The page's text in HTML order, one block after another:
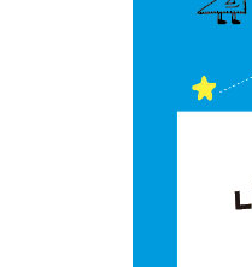
6.2 통합 개발
6.3 통합 개발
6.4 컴퓨터와
7.2 아두이노
7.3 아두이노